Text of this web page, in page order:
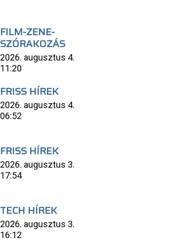
FILM-ZENE-
SZÓRAKOZÁS
2026. augusztus 4.
11:20
FRISS HÍREK
2026. augusztus 4.
06:52
FRISS HÍREK
2026. augusztus 3.
17:54
TECH HÍREK
2026. augusztus 3.
16:12